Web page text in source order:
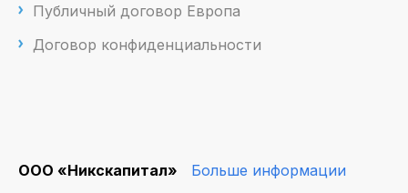
Публичный договор Европа
Договор конфиденциальности
ООО «Никскапитал» Больше информации